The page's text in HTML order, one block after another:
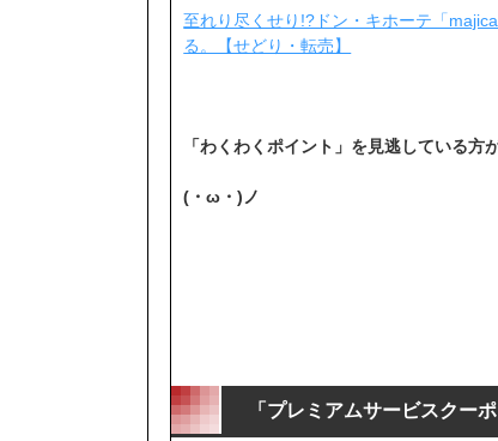
至れり尽くせり!?ドン・キホーテ「
る。【せどり・転売】
「わくわくポイント」を見逃している方
(・ω・)ノ
「プレミアムサービスクー